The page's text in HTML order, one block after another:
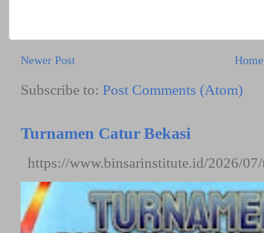
Newer Post Home
Subscribe to: Post Comments (Atom)
Turnamen Catur Bekasi
https://www.binsarinstitute.id/2026/